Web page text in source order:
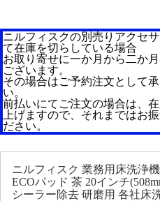
ニルフィスクの別売りアクセ
て在庫を切らしている場合
お取り寄せに一か月から二か
ございます。
その場合はご予約注文として
い。
前払いにてご注文の場合は、
上げますので、それまではお
ださい。
ニルフィスク 業務用床洗浄
ECOパッド 茶 20インチ
シーラー除去 研磨用 各社床